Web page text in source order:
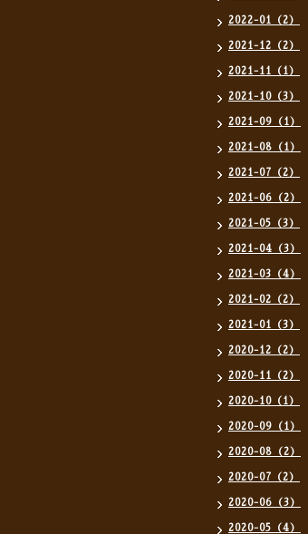
2022-01（2）
2021-12（2）
2021-11（1）
2021-10（3）
2021-09（1）
2021-08（1）
2021-07（2）
2021-06（2）
2021-05（3）
2021-04（3）
2021-03（4）
2021-02（2）
2021-01（3）
2020-12（2）
2020-11（2）
2020-10（1）
2020-09（1）
2020-08（2）
2020-07（2）
2020-06（3）
2020-05（4）